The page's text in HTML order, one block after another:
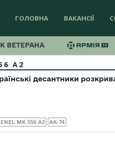
ГОЛОВНА ВАКАНСІЇ
ВЕТЕРАНА
A2
десантники
MK 556 A2 АК-74